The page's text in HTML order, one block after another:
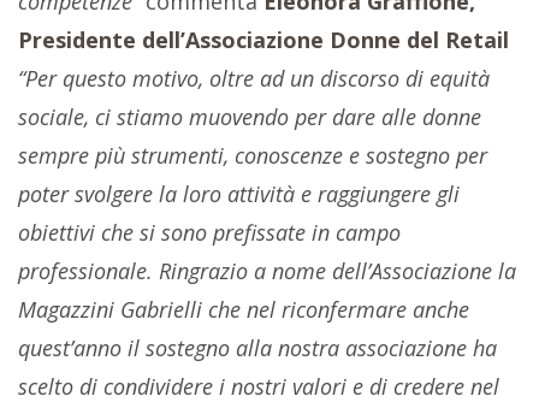
Presidente dell’Associazione Donne del Retail
“Per questo motivo, oltre ad un discorso di equità
sociale, ci stiamo muovendo per dare alle donne
sempre più strumenti, conoscenze e sostegno per
poter svolgere la loro attività e raggiungere gli
obiettivi che si sono prefissate in campo
professionale. Ringrazio a nome dell’Associazione la
Magazzini Gabrielli che nel riconfermare anche
quest’anno il sostegno alla nostra associazione ha
scelto di condividere i nostri valori e di credere nel